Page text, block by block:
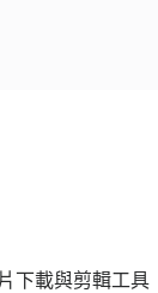
下載與剪輯工具